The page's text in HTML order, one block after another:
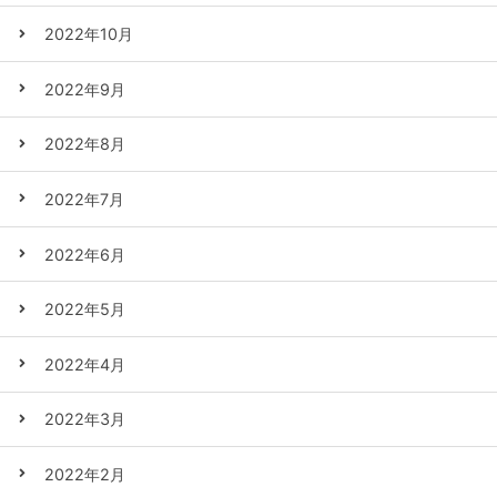
2022年10月
2022年9月
2022年8月
2022年7月
2022年6月
2022年5月
2022年4月
2022年3月
2022年2月